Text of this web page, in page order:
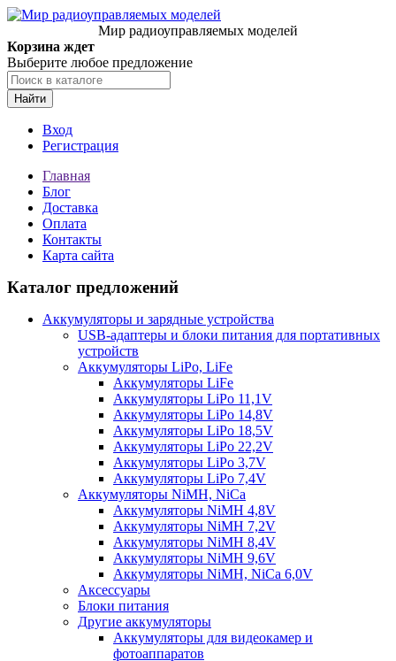
Мир радиоуправляемых моделей
Корзина ждет
Выберите любое предложение
Найти
Вход
Регистрация
Главная
Блог
Доставка
Оплата
Контакты
Карта сайта
Каталог предложений
Аккумуляторы и зарядные устройства
USB-адаптеры и блоки питания для портативных
устройств
Аккумуляторы LiPo, LiFe
Аккумуляторы LiFe
Аккумуляторы LiPo 11,1V
Аккумуляторы LiPo 14,8V
Аккумуляторы LiPo 18,5V
Аккумуляторы LiPo 22,2V
Аккумуляторы LiPo 3,7V
Аккумуляторы LiPo 7,4V
Аккумуляторы NiMH, NiCa
Аккумуляторы NiMH 4,8V
Аккумуляторы NiMH 7,2V
Аккумуляторы NiMH 8,4V
Аккумуляторы NiMH 9,6V
Аккумуляторы NiMH, NiCa 6,0V
Аксессуары
Блоки питания
Другие аккумуляторы
Аккумуляторы для видеокамер и
фотоаппаратов